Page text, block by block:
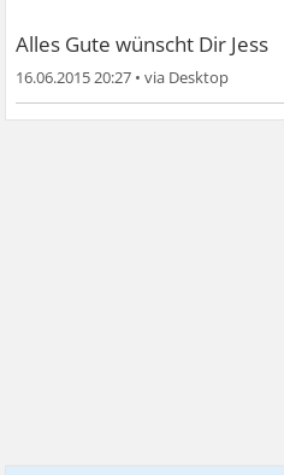
Alles Gute wünscht Dir Jess
16.06.2015 20:27 •